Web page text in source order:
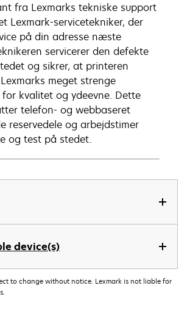
device(s)
fra Lexmarks tekniske support
Lexmark-servicetekniker, der
på din adresse næste
servicerer den defekte
og sikrer, at printeren
meget strenge
kvalitet og ydeevne. Dette
telefon- og webbaseret
reservedele og arbejdstimer
og test på stedet.
to change without notice. Lexmark is not liable for